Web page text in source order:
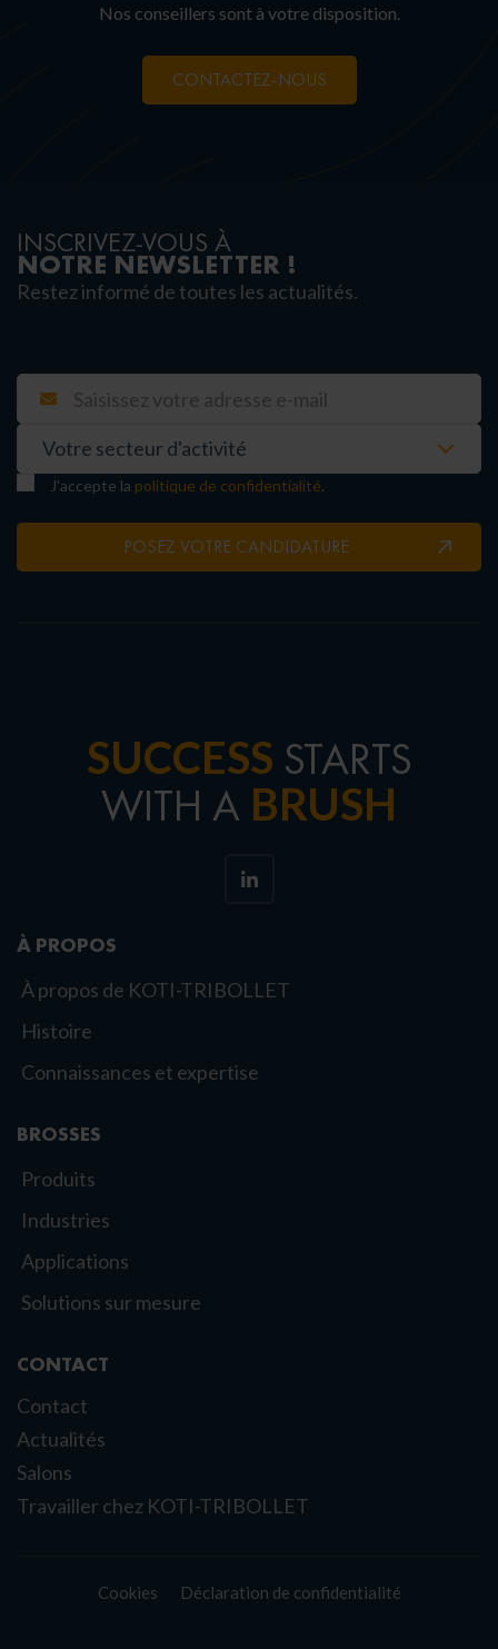
Nos conseillers sont à votre disposition.
CONTACTEZ-NOUS
INSCRIVEZ-VOUS À
NOTRE NEWSLETTER !
Restez informé de toutes les actualités.
J'accepte la politique de confidentialité.
POSEZ VOTRE CANDIDATURE
SUCCESS STARTS
WITH A BRUSH
À PROPOS
À propos de KOTI-TRIBOLLET
Histoire
Connaissances et expertise
BROSSES
Produits
Industries
Applications
Solutions sur mesure
CONTACT
Contact
Actualités
Salons
Travailler chez KOTI-TRIBOLLET
Cookies Déclaration de confidentialité